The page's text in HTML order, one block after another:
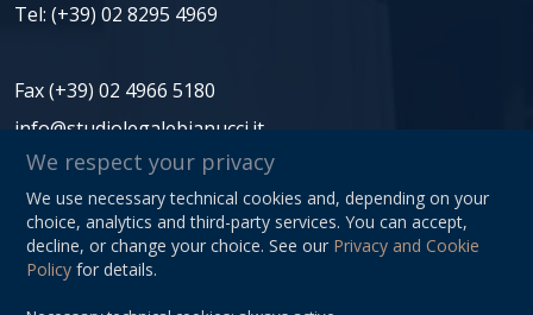
Tel: (+39) 02 8295 4969
Fax (+39) 02 4966 5180
info@studiolegalebianucci.it
NIF: 08125620966
Privacy Policy
Sitemap
We respect your privacy
We use necessary technical cookies and, depending on your
choice, analytics and third-party services. You can accept,
decline, or change your choice. See our Privacy and Cookie
Policy for details.